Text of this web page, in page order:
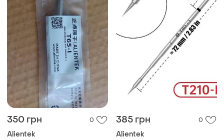
350 грн 0
Alientek
385 грн 0
Alientek